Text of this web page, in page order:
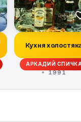
Кухня
АРКАДИЙ
1991